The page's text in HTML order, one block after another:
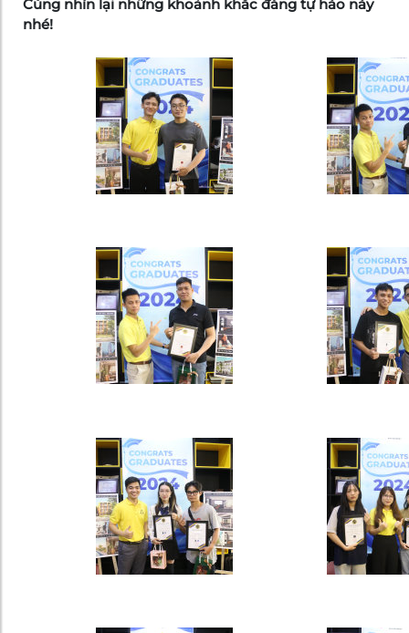
Cùng nhìn lại những khoảnh khắc đáng tự hào này
nhé!